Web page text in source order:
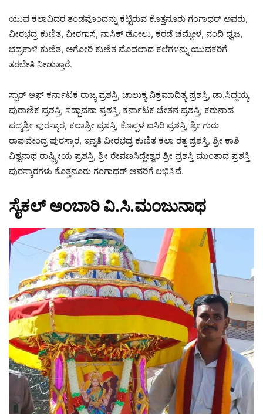
ಯುವ ಕಲಾವಿದರ ತಂಡವೊಂದನ್ನು ಕಟ್ಟಿರುವ ಕೊತ್ತನೂರು ಗಂಗಾಧರ್ ಅವರು,
ವೀರಭದ್ರ ಕುಣಿತ, ವೀರಗಾಸೆ, ನಾಸಿಕ್ ಡೋಲು, ಕರಡೆ ಚಮ್ಮೇಳ, ನಂದಿ ಧ್ವಜ,
ಭದ್ರಕಾಳಿ ಕುಣಿತ, ಅಗೋರಿ ಕುಣಿತ ಮೊದಲಾದ ಕಲೆಗಳನ್ನು ಯುವಕರಿಗೆ
ತರಬೇತಿ ನೀಡುತ್ತಾರೆ.
ಸ್ಟಾರ್ ಆಫ್ ಕರ್ನಾಟಕ ರಾಜ್ಯ ಪ್ರಶಸ್ತಿ, ಚಾಲುಕ್ಯ ವಿಕ್ರಮಾದಿತ್ಯ ಪ್ರಶಸ್ತಿ, ಡಾ.ಸಿದ್ದಯ್ಯ
ಪುರಾಣಿಕ ಪ್ರಶಸ್ತಿ, ಸದ್ಭಾವನಾ ಪ್ರಶಸ್ತಿ, ಕರ್ನಾಟಕ ಚೇತನ ಪ್ರಶಸ್ತಿ, ಕರುನಾಡ
ಪದ್ಮಶ್ರೀ ಪುರಸ್ಕಾರ, ಕಲಾಶ್ರೀ ಪ್ರಶಸ್ತಿ, ಕೊಪ್ಪಳ ಐಸಿರಿ ಪ್ರಶಸ್ತಿ, ಶ್ರೀ ಗುರು
ರಾಘವೇಂದ್ರ ಪುರಸ್ಕಾರ, ಇನ್ನತಿ ವೀರಭದ್ರ ಕುಣಿತ ಕಲಾ ರತ್ನ ಪ್ರಶಸ್ತಿ, ಶ್ರೀ ಕಾಶಿ
ವಿಶ್ವನಾಥ ರಾಷ್ಟ್ರೀಯ ಪ್ರಶಸ್ತಿ, ಶ್ರೀ ರೇವಣಸಿದ್ದೇಶ್ವರ ಶ್ರೀ ಪ್ರಶಸ್ತಿ ಮುಂತಾದ ಪ್ರಶಸ್ತಿ
ಪುರಸ್ಕಾರಗಳು ಕೊತ್ತನೂರು ಗಂಗಾಧರ್ ಅವರಿಗೆ ಲಭಿಸಿವೆ.
ಸೈಕಲ್ ಅಂಬಾರಿ ವಿ.ಸಿ.ಮಂಜುನಾಥ